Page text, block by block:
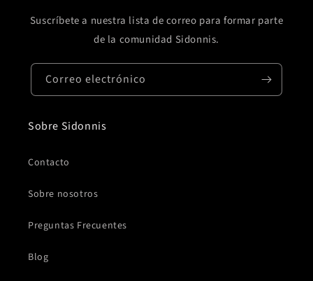
Suscríbete a nuestra lista de correo para formar parte
de la comunidad Sidonnis.
Correo electrónico
Sobre Sidonnis
Contacto
Sobre nosotros
Preguntas Frecuentes
Blog